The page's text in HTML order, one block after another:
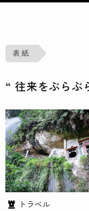
表 紙
“ 往来をぶらぶ
トラベル